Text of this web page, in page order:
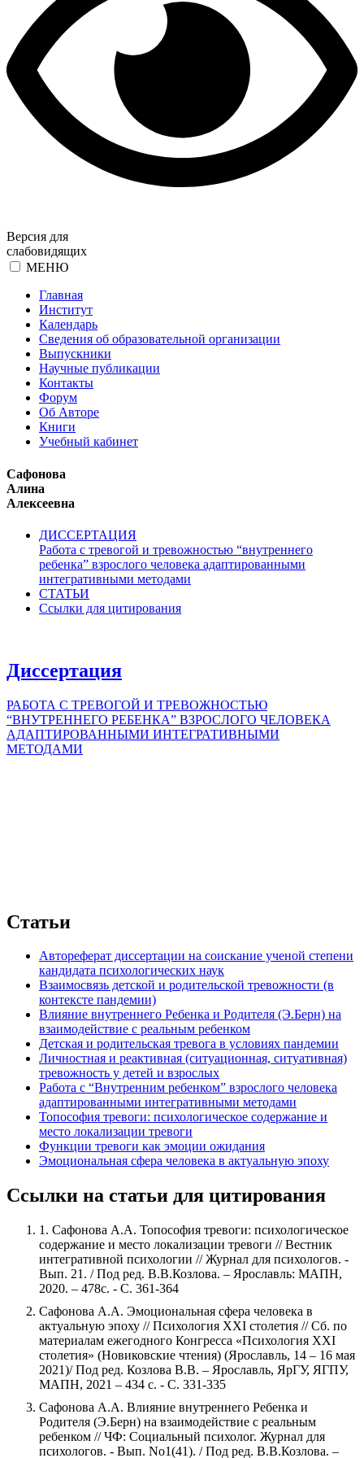
Версия для
слабовидящих
МЕНЮ
Главная
Институт
Календарь
Сведения об образовательной организации
Выпускники
Научные публикации
Контакты
Форум
Об Авторе
Книги
Учебный кабинет
Сафонова
Алина
Алексеевна
ДИССЕРТАЦИЯ
Работа с тревогой и тревожностью “внутреннего
ребенка” взрослого человека адаптированными
интегративными методами
СТАТЬИ
Ссылки для цитирования
Диссертация
РАБОТА С ТРЕВОГОЙ И ТРЕВОЖНОСТЬЮ
“ВНУТРЕННЕГО РЕБЕНКА” ВЗРОСЛОГО ЧЕЛОВЕКА
АДАПТИРОВАННЫМИ ИНТЕГРАТИВНЫМИ
МЕТОДАМИ
Статьи
Автореферат диссертации на соискание ученой степени
кандидата психологических наук
Взаимосвязь детской и родительской тревожности (в
контексте пандемии)
Влияние внутреннего Ребенка и Родителя (Э.Берн) на
взаимодействие с реальным ребенком
Детская и родительская тревога в условиях пандемии
Личностная и реактивная (ситуационная, ситуативная)
тревожность у детей и взрослых
Работа с “Внутренним ребенком” взрослого человека
адаптированными интегративными методами
Топософия тревоги: психологическое содержание и
место локализации тревоги
Функции тревоги как эмоции ожидания
Эмоциональная сфера человека в актуальную эпоху
Ссылки на статьи для цитирования
1. Сафонова А.А. Топософия тревоги: психологическое
содержание и место локализации тревоги // Вестник
интегративной психологии // Журнал для психологов. -
Вып. 21. / Под ред. В.В.Козлова. – Ярославль: МАПН,
2020. – 478с. - С. 361-364
Сафонова А.А. Эмоциональная сфера человека в
актуальную эпоху // Психология XXI столетия // Сб. по
материалам ежегодного Конгресса «Психология XXI
столетия» (Новиковские чтения) (Ярославль, 14 – 16 мая
2021)/ Под ред. Козлова В.В. – Ярославль, ЯрГУ, ЯГПУ,
МАПН, 2021 – 434 с. - С. 331-335
Сафонова А.А. Влияние внутреннего Ребенка и
Родителя (Э.Берн) на взаимодействие с реальным
ребенком // ЧФ: Социальный психолог. Журнал для
психологов. - Вып. No1(41). / Под ред. В.В.Козлова. –